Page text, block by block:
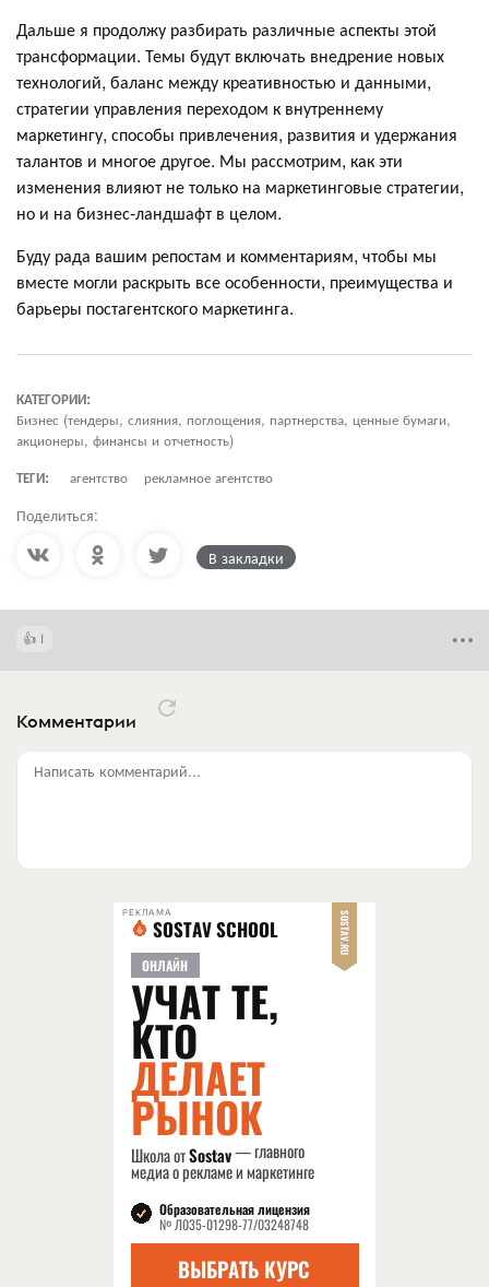
Дальше я продолжу разбирать различные аспекты этой
трансформации. Темы будут включать внедрение новых
технологий, баланс между креативностью и данными,
стратегии управления переходом к внутреннему
маркетингу, способы привлечения, развития и удержания
талантов и многое другое. Мы рассмотрим, как эти
изменения влияют не только на маркетинговые стратегии,
но и на бизнес-ландшафт в целом.
Буду рада вашим репостам и комментариям, чтобы мы
вместе могли раскрыть все особенности, преимущества и
барьеры постагентского маркетинга.
КАТЕГОРИИ:
Бизнес (тендеры, слияния, поглощения, партнерства, ценные бумаги,
акционеры, финансы и отчетность)
ТЕГИ:
агентство рекламное агентство
Поделиться:
В закладки
1
Комментарии
Написать комментарий...
РЕКЛАМА